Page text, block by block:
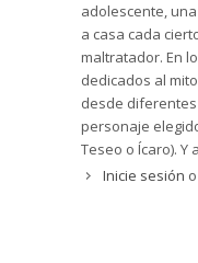
adolescente,
a casa cada
maltratador. En
dedicados al
desde
personaje
Teseo o Ícaro).
ingenio de una
Inicie sesión o